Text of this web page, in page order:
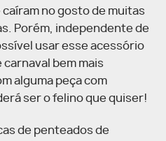
no gosto de muitas
Porém, independente de
usar esse acessório
carnaval bem mais
alguma peça com
ser o felino que quiser!
de penteados de